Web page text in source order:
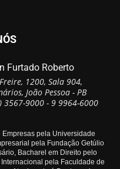
Furtado Roberto
1200, Sala 904,
João Pessoa - PB
3567-9000 - 9 9964-6000
pela Universidade
pela Fundação Getúlio
Bacharel em Direito pelo
pela Faculdade de